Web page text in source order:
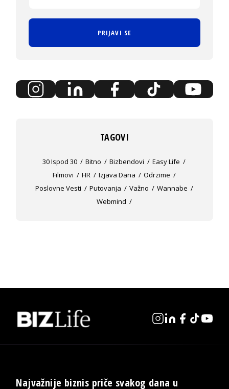
PRIJAVI SE
TAGOVI
30 Ispod 30 Bitno Bizbendovi
Easy Life
Filmovi
HR Izjava Dana
Odrzime
Poslovne Vesti
Putovanja Važno
Wannabe
Webmind
Najvažnije biznis priče svakog dana u